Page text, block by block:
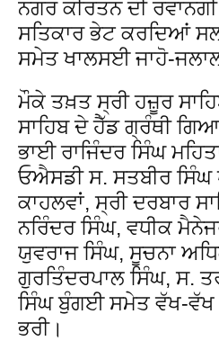
ਨਗਰ ਕੀਰਤਨ ਦੀ
ਸਤਿਕਾਰ ਭੇਟ ਕਰਦਿਆਂ
ਸਮੇਤ ਖਾਲਸਈ ਜਾਹੋ-
ਮੌਕੇ ਤਖ਼ਤ ਸ੍ਰੀ ਹਜ਼ੂਰ
ਸਾਹਿਬ ਦੇ ਹੈੱਡ ਗ੍ਰੰਥੀ
ਭਾਈ ਰਾਜਿੰਦਰ ਸਿੰਘ
ਓਐਸਡੀ ਸ. ਸਤਬੀਰ ਸਿੰਘ
ਕਾਹਲਵਾਂ, ਸ੍ਰੀ ਦਰਬਾਰ
ਨਰਿੰਦਰ ਸਿੰਘ, ਵਧੀਕ
ਯੁਵਰਾਜ ਸਿੰਘ, ਸੂਚਨਾ
ਗੁਰਤਿੰਦਰਪਾਲ ਸਿੰਘ, ਸ.
ਸਿੰਘ ਬੁੰਗਈ ਸਮੇਤ ਵੱਖ-ਵੱਖ
ਭਰੀ।